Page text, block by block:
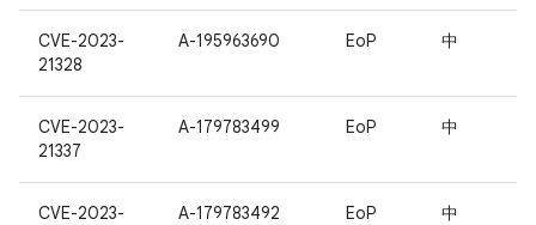
CVE-2023-
21328
A-195963690 EoP 中
CVE-2023-
21337
A-179783499 EoP 中
CVE-2023-
A-179783492 EoP 中